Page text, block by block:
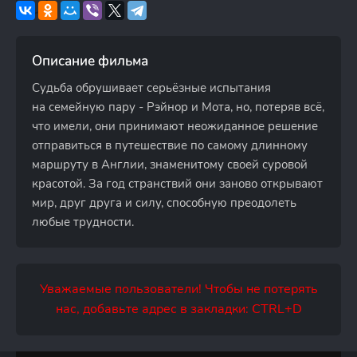
Описание фильма
Судьба обрушивает серьёзные испытания
на семейную пару - Рэйнор и Мота, но, потеряв всё,
что имели, они принимают неожиданное решение
отправиться в путешествие по самому длинному
маршруту в Англии, знаменитому своей суровой
красотой. За год странствий они заново открывают
мир, друг друга и силу, способную преодолеть
любые трудности.
Уважаемые пользователи! Чтобы не потерять
нас, добавьте адрес в закладки: CTRL+D